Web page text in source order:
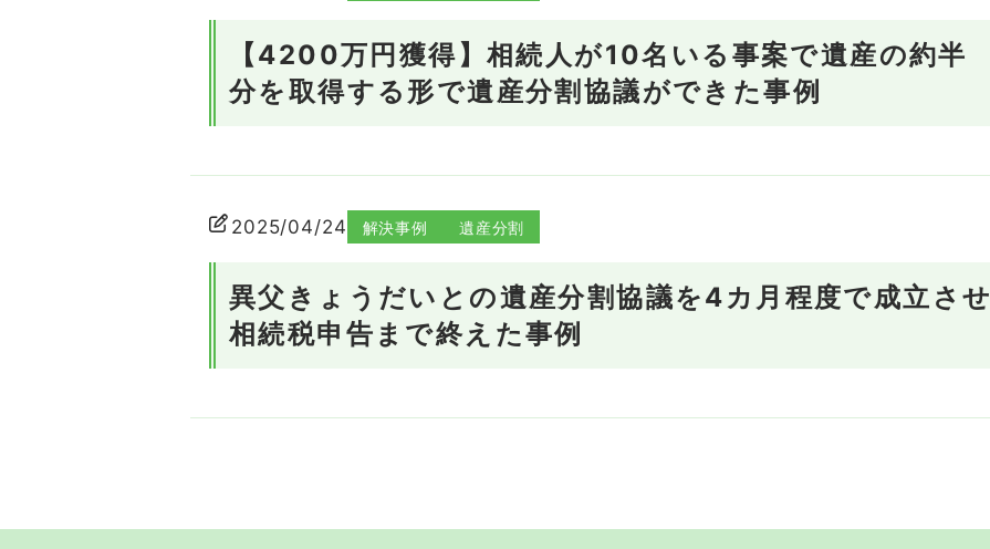
【4200万円獲得】相続人が10名いる事案で遺産の約半
分を取得する形で遺産分割協議ができた事例
2025/04/24 解決事例 遺産分割
異父きょうだいとの遺産分割協議を4カ月程度で成立させ
相続税申告まで終えた事例